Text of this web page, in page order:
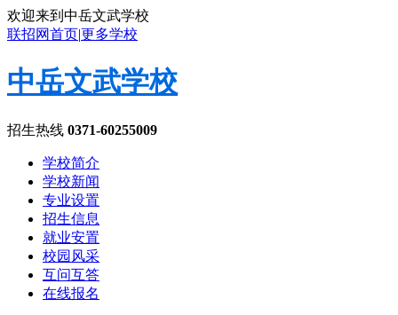
欢迎来到中岳文武学校
联招网首页|更多学校
中岳文武学校
招生热线 0371-60255009
学校简介
学校新闻
专业设置
招生信息
就业安置
校园风采
互问互答
在线报名